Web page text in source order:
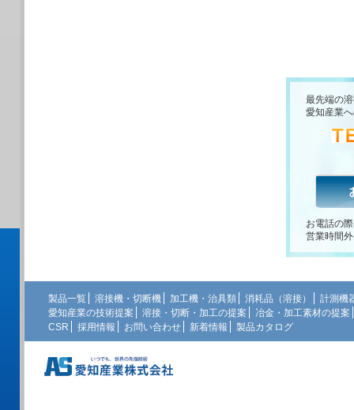
最先端の
愛知産業
お電話の
営業時間
製品一覧 溶接機・切断機 加工機・治具類 消耗品（溶接）
計測機
愛知産業の技術提案
溶接・切断・加工の提案
冶金・加工素材の提案
CSR
採用情報 お問い合わせ 新着情報 製品カタログ